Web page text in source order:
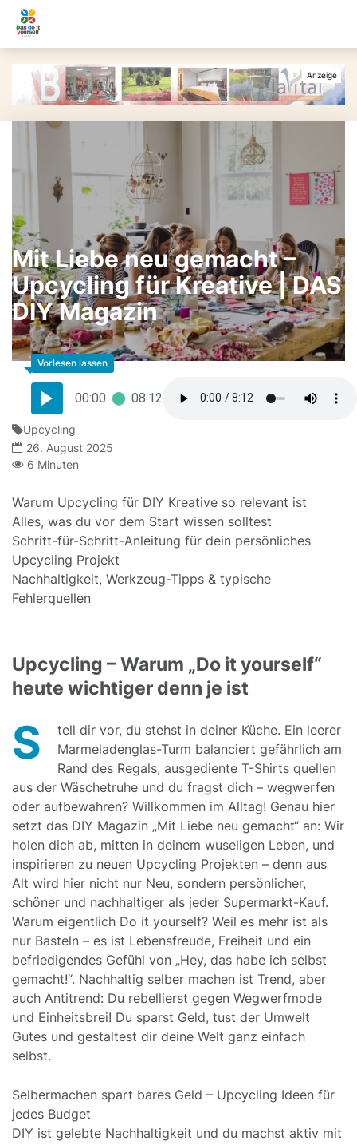
Mit Liebe neu gemacht –
Upcycling für Kreative | DAS
DIY Magazin
00:00 08:12
Upcycling
26. August 2025
6 Minuten
Warum Upcycling für DIY Kreative so relevant ist
Alles, was du vor dem Start wissen solltest
Schritt-für-Schritt-Anleitung für dein persönliches
Upcycling Projekt
Nachhaltigkeit, Werkzeug-Tipps & typische
Fehlerquellen
Upcycling – Warum „Do it yourself“
heute wichtiger denn je ist
S
tell dir vor, du stehst in deiner Küche. Ein leerer
Marmeladenglas-Turm balanciert gefährlich am
Rand des Regals, ausgediente T-Shirts quellen
aus der Wäschetruhe und du fragst dich – wegwerfen
oder aufbewahren? Willkommen im Alltag! Genau hier
setzt das DIY Magazin „Mit Liebe neu gemacht“ an: Wir
holen dich ab, mitten in deinem wuseligen Leben, und
inspirieren zu neuen Upcycling Projekten – denn aus
Alt wird hier nicht nur Neu, sondern persönlicher,
schöner und nachhaltiger als jeder Supermarkt-Kauf.
Warum eigentlich Do it yourself? Weil es mehr ist als
nur Basteln – es ist Lebensfreude, Freiheit und ein
befriedigendes Gefühl von „Hey, das habe ich selbst
gemacht!“. Nachhaltig selber machen ist Trend, aber
auch Antitrend: Du rebellierst gegen Wegwerfmode
und Einheitsbrei! Du sparst Geld, tust der Umwelt
Gutes und gestaltest dir deine Welt ganz einfach
selbst.
Selbermachen spart bares Geld – Upcycling Ideen für
jedes Budget
DIY ist gelebte Nachhaltigkeit und du machst aktiv mit